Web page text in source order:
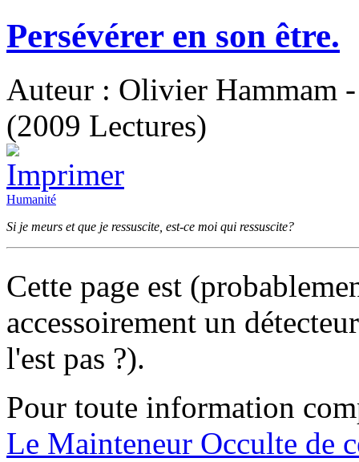
Persévérer en son être.
Auteur : Olivier Hammam
(2009 Lectures)
Humanité
Si je meurs et que je ressuscite, est-ce moi qui ressuscite?
Cette page est
accessoirement un
l'est pas ?).
Pour toute information
Le Mainteneur Occulte de